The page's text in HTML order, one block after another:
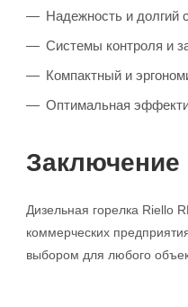
Надежность и долгий
Системы контроля и
Компактный и
Оптимальная
Заключение
Дизельная горелка Riello
коммерческих
выбором для любого